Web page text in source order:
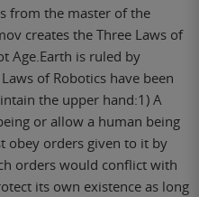
from the master of the
creates the Three Laws of
Age.Earth is ruled by
of Robotics have been
the upper hand:1) A
or allow a human being
obey orders given to it by
orders would conflict with
its own existence as long